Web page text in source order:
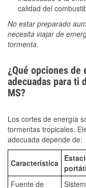
calidad del
No estar preparado
necesita viajar de
tormenta.
¿Qué opciones
adecuadas para ti
MS?
Los cortes de energía
tormentas tropicales.
adecuada depende de:
Característica
Fuente de